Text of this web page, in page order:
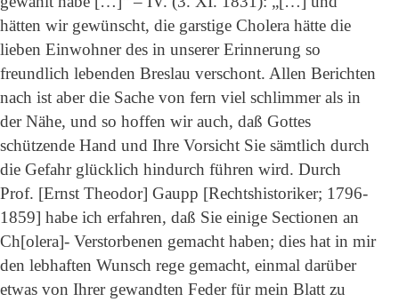
hätten wir gewünscht, die garstige Cholera hätte die
lieben Einwohner des in unserer Erinnerung so
freundlich lebenden Breslau verschont. Allen Berichten
nach ist aber die Sache von fern viel schlimmer als in
der Nähe, und so hoffen wir auch, daß Gottes
schützende Hand und Ihre Vorsicht Sie sämtlich durch
die Gefahr glücklich hindurch führen wird. Durch
Prof. [Ernst Theodor] Gaupp [Rechtshistoriker; 1796-
1859] habe ich erfahren, daß Sie einige Sectionen an
Ch[olera]- Verstorbenen gemacht haben; dies hat in mir
den lebhaften Wunsch rege gemacht, einmal darüber
etwas von Ihrer gewandten Feder für mein Blatt zu